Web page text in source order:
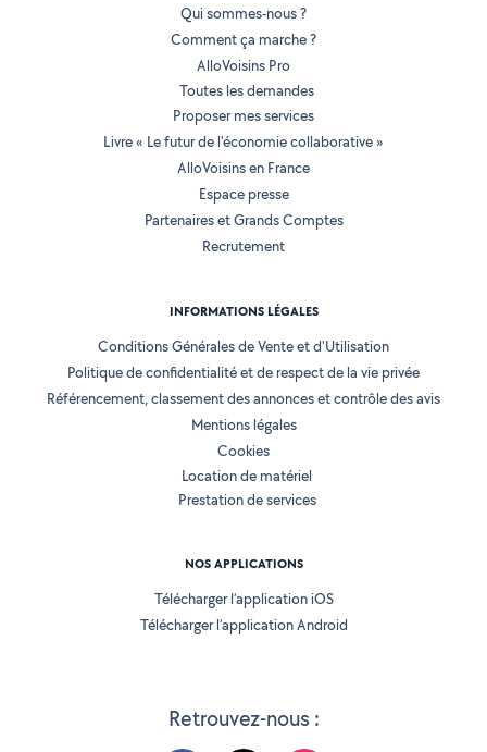
Retrouvez-nous :
Qui sommes-nous ?
Comment ça marche ?
AlloVoisins Pro
Toutes les demandes
Proposer mes services
Livre « Le futur de l'économie collaborative »
AlloVoisins en France
Espace presse
Partenaires et Grands Comptes
Recrutement
INFORMATIONS LÉGALES
Conditions Générales de Vente et d'Utilisation
Politique de confidentialité et de respect de la vie privée
Référencement, classement des annonces et contrôle des avis
Mentions légales
Cookies
Location de matériel
Prestation de services
NOS APPLICATIONS
Télécharger l’application iOS
Télécharger l’application Android